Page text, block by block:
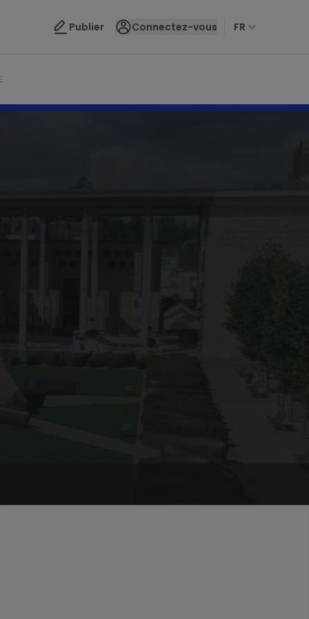
Publier Connectez-vous FR
Nous contacter